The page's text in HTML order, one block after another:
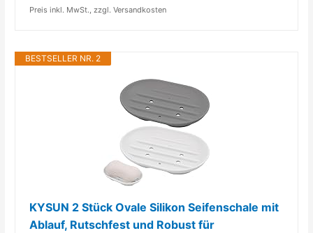
Preis inkl. MwSt., zzgl. Versandkosten
BESTSELLER NR. 2
KYSUN 2 Stück Ovale Silikon Seifenschale mit
Ablauf, Rutschfest und Robust für